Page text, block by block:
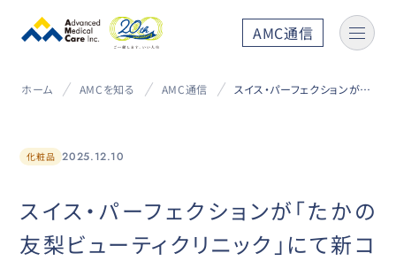
AMC通信
ホーム AMCを知る AMC通信 スイス・パーフェクションが「たかの友梨ビューティクリニック」にて新コースとして導入されました
化粧品 2025.12.10
スイス・パーフェクションが「たかの
友梨ビューティクリニック」にて新コ